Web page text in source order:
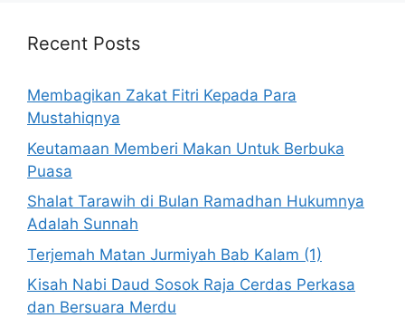
Recent Posts
Membagikan Zakat Fitri Kepada Para
Mustahiqnya
Keutamaan Memberi Makan Untuk Berbuka
Puasa
Shalat Tarawih di Bulan Ramadhan Hukumnya
Adalah Sunnah
Terjemah Matan Jurmiyah Bab Kalam (1)
Kisah Nabi Daud Sosok Raja Cerdas Perkasa
dan Bersuara Merdu